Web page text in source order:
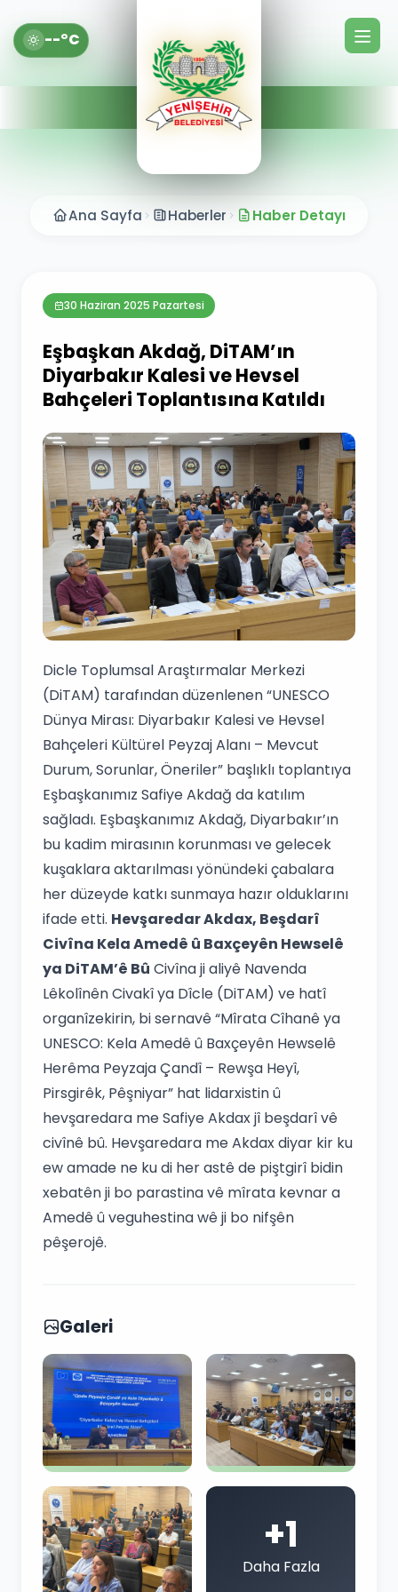
--°C
Ana Sayfa Haberler Haber Detayı
30 Haziran 2025 Pazartesi
Eşbaşkan Akdağ, DiTAM’ın
Diyarbakır Kalesi ve Hevsel
Bahçeleri Toplantısına Katıldı
Dicle Toplumsal Araştırmalar Merkezi
(DiTAM) tarafından düzenlenen “UNESCO
Dünya Mirası: Diyarbakır Kalesi ve Hevsel
Bahçeleri Kültürel Peyzaj Alanı – Mevcut
Durum, Sorunlar, Öneriler” başlıklı toplantıya
Eşbaşkanımız Safiye Akdağ da katılım
sağladı. Eşbaşkanımız Akdağ, Diyarbakır’ın
bu kadim mirasının korunması ve gelecek
kuşaklara aktarılması yönündeki çabalara
her düzeyde katkı sunmaya hazır olduklarını
ifade etti. Hevşaredar Akdax, Beşdarî
Civîna Kela Amedê û Baxçeyên Hewselê
ya DiTAM’ê Bû Civîna ji aliyê Navenda
Lêkolînên Civakî ya Dîcle (DiTAM) ve hatî
organîzekirin, bi sernavê “Mîrata Cîhanê ya
UNESCO: Kela Amedê û Baxçeyên Hewselê
Herêma Peyzaja Çandî – Rewşa Heyî,
Pirsgirêk, Pêşniyar” hat lidarxistin û
hevşaredara me Safiye Akdax jî beşdarî vê
civînê bû. Hevşaredara me Akdax diyar kir ku
ew amade ne ku di her astê de piştgirî bidin
xebatên ji bo parastina vê mîrata kevnar a
Amedê û veguhestina wê ji bo nifşên
pêşerojê.
Galeri
+1
Daha Fazla